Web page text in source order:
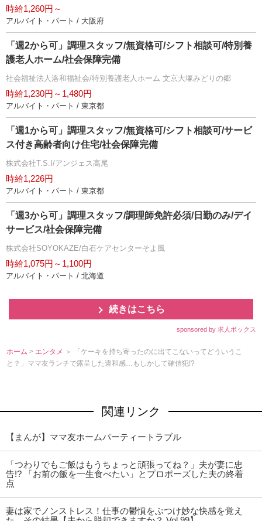
時給1,260円～
アルバイト・パート / 大阪府
「週2から可」調理スタッフ/無資格可/シフト相談可/特別養
護老人ホーム/社会保障完備
社会福祉法人洛和福祉会/特別養護老人ホーム 文京大塚みどりの郷
時給1,230円～1,480円
アルバイト・パート / 東京都
「週1から可」調理スタッフ/無資格可/シフト相談可/サービ
ス付き高齢者向け住宅/社会保障完備
株式会社T.S.I/アンジェス高尾
時給1,226円
アルバイト・パート / 東京都
「週3から可」調理スタッフ/調理師免許必須/日勤のみ/デイ
サービス/社会保障完備
株式会社SOYOKAZE/白石ケアセンターそよ風
時給1,075円～1,100円
アルバイト・パート / 北海道
続きはこちら
sponsored by 求人ボックス
ホーム > エンタメ ＞ 「ケーキを持ち寄ったのに出てこないってどういうこ
と？」ママ友ランチで露呈した違和感…もしかして確信犯!?
関連リンク
【まんが】ママ友ホームパーティートラブル
「つわりでもご飯はもうちょっと頑張ってね？」夫が妻に忠
告!? 「お前の飯を一生食べたい」とプロポーズした夫の終着
点
妻は家でノンストレス！仕事の鬱憤をぶつけ妙な快感を覚え